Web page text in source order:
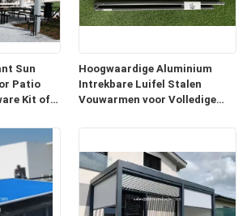
Sun
Patio
Kit of
Hoogwaardige Aluminium
Intrekbare Luifel Stalen
Vouwarmen voor Volledige